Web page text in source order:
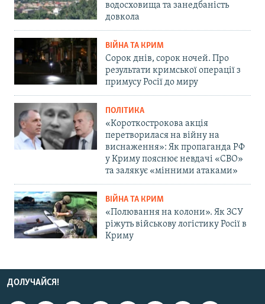
водосховища та занедбаність
довкола
ВІЙНА ТА КРИМ
Сорок днів, сорок ночей. Про
результати кримської операції з
примусу Росії до миру
ПОЛІТИКА
«Короткострокова акція
перетворилася на війну на
виснаження»: Як пропаганда РФ
у Криму пояснює невдачі «СВО»
та залякує «мінними атаками»
ВІЙНА ТА КРИМ
«Полювання на колони». Як ЗСУ
ріжуть військову логістику Росії в
Криму
ДОЛУЧАЙСЯ!